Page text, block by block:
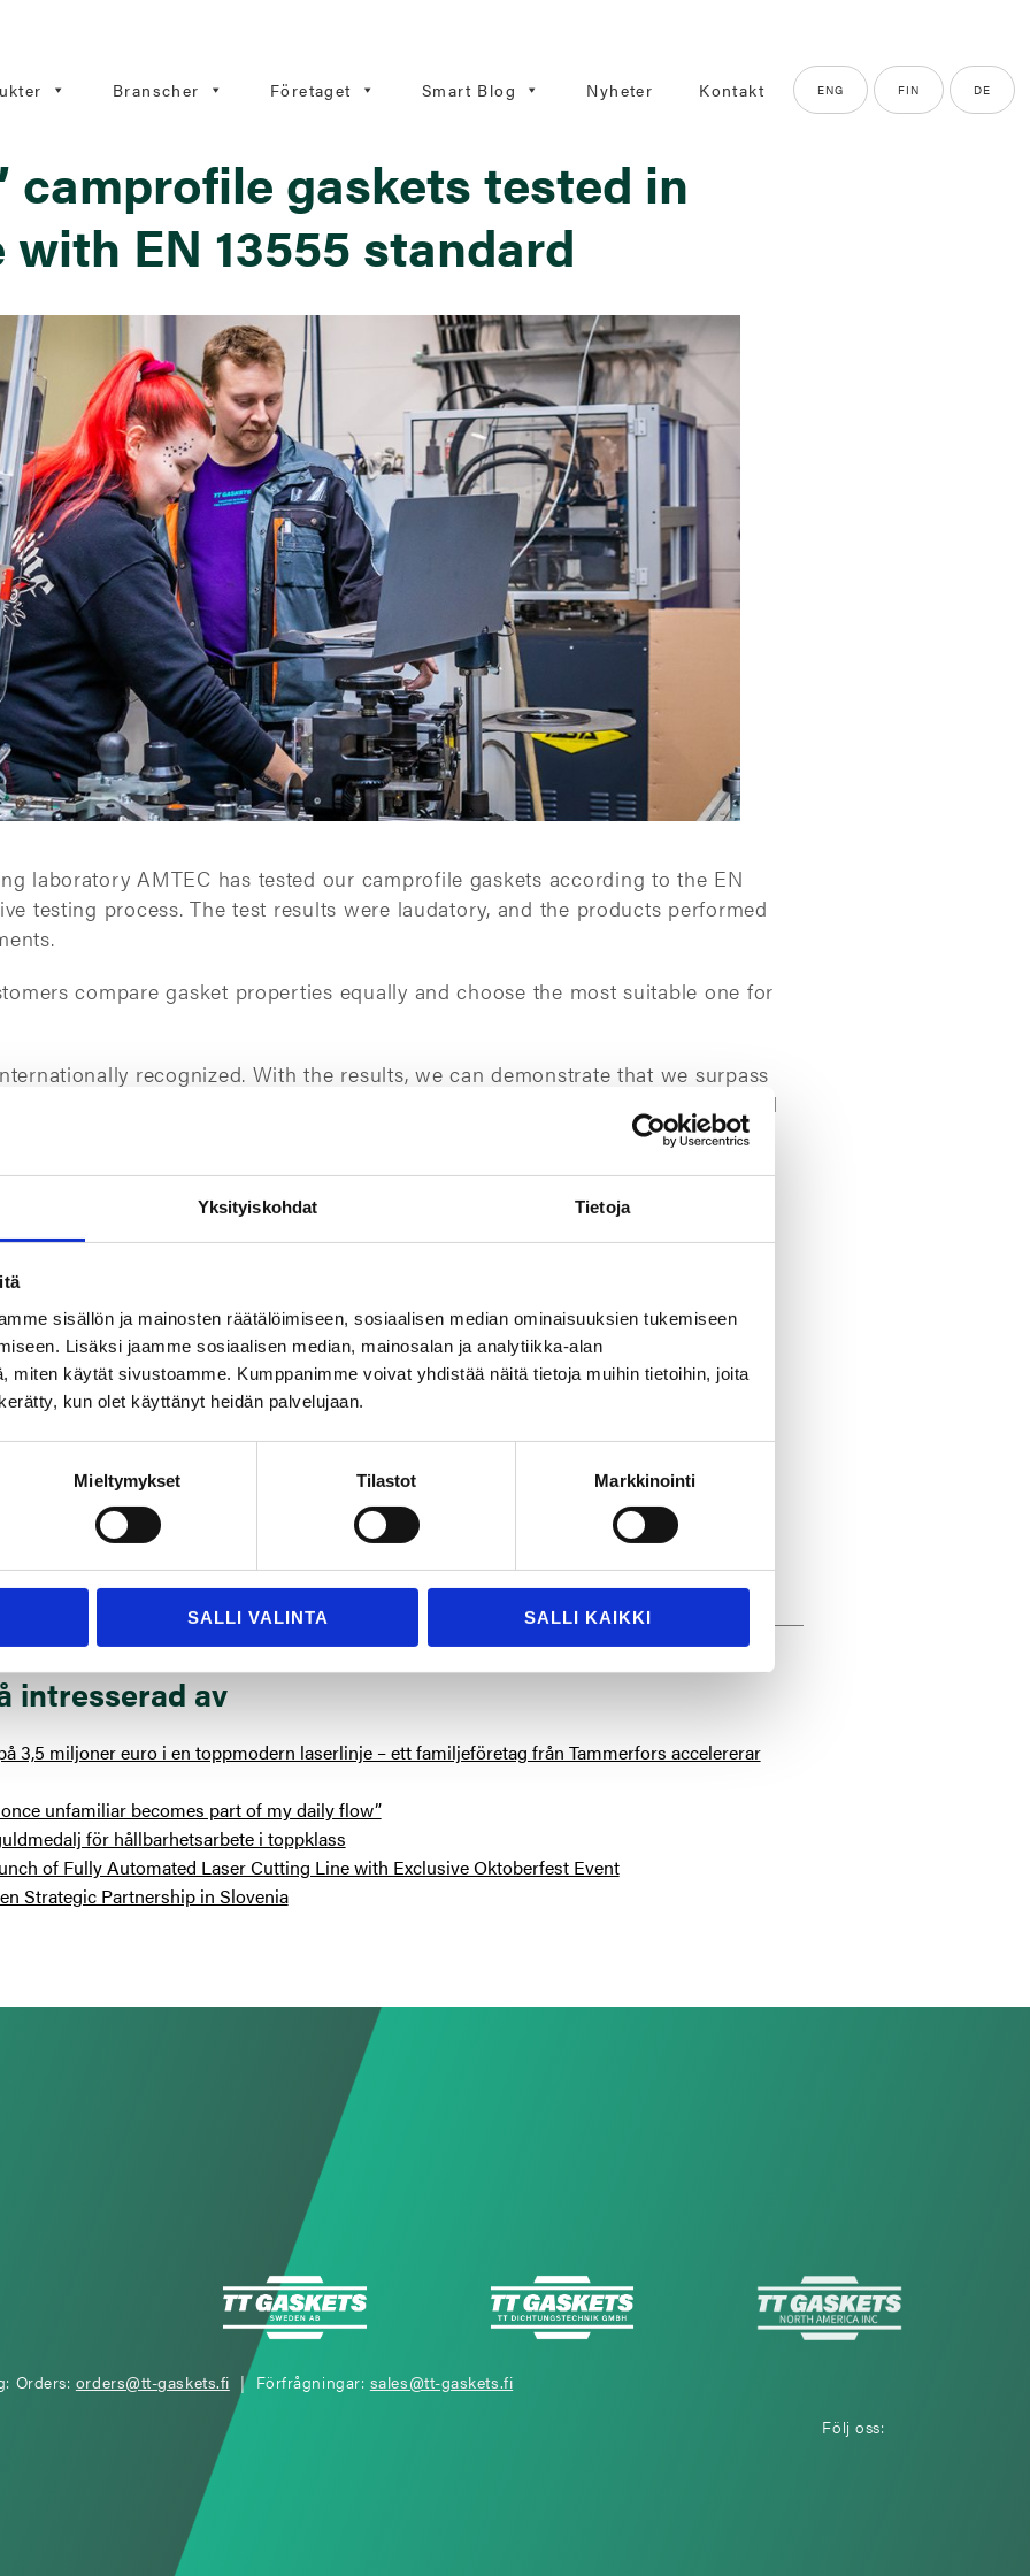
Yksityiskohdat Tietoja
sisällön ja mainosten räätälöimiseen, sosiaalisen median ominaisuuksien tukemiseen
Lisäksi jaamme sosiaalisen median, mainosalan ja analytiikka-alan
miten käytät sivustoamme. Kumppanimme voivat yhdistää näitä tietoja muihin tietoihin, joita
kun olet käyttänyt heidän palvelujaan.
Mieltymykset Tilastot Markkinointi
SALLI VALINTA SALLI KAIKKI
Branscher Företaget Smart Blog Nyheter Kontakt ENG FIN DE
camprofile gaskets tested in
EN 13555 standard
laboratory AMTEC has tested our camprofile gaskets according to the EN
testing process. The test results were laudatory, and the products performed
compare gasket properties equally and choose the most suitable one for
recognized. With the results, we can demonstrate that we surpass
and ensure that our camprofile gaskets are reliable at the level required
Product Specialist
environments
for demanding conditions, such as applications in the process industry
these high-temperature and pressure-resistant gaskets in customized
at TT Gaskets.
we meet certain requirements, but we don’t settle for that in our product
improve our operations and develop solutions even for our
Niukkala sums up.
gaskets
intresserad av
3,5 miljoner euro i en toppmodern laserlinje – ett familjeföretag från Tammerfors accelererar
unfamiliar becomes part of my daily flow”
för hållbarhetsarbete i toppklass
of Fully Automated Laser Cutting Line with Exclusive Oktoberfest Event
Strategic Partnership in Slovenia
Orders: orders@tt-gaskets.fi | Förfrågningar: sales@tt-gaskets.fi
Följ oss: